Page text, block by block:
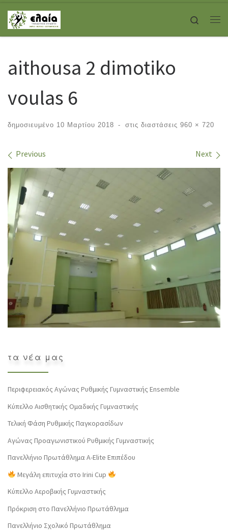
Skip to content
Search
aithousa 2 dimotiko
voulas 6
δημοσιευμένο 10 Μαρτίου 2018 - στις διαστάσεις 960 × 720
Images navigation
Previous Next
τα νέα μας
Περιφερειακός Αγώνας Ρυθμικής Γυμναστικής Ensemble
Κύπελλο Αισθητικής Ομαδικής Γυμναστικής
Τελική Φάση Ρυθμικής Παγκορασίδων
Αγώνας Προαγωνιστικού Ρυθμικής Γυμναστικής
Πανελλήνιο Πρωτάθλημα Α-Elite Επιπέδου
Μεγάλη επιτυχία στο Irini Cup
Κύπελλο Αεροβικής Γυμναστικής
Πρόκριση στο Πανελλήνιο Πρωτάθλημα
Πανελλήνιο Σχολικό Πρωτάθλημα